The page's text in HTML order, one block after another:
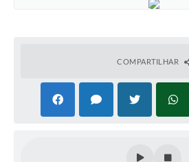
Carta de Serviços
COMPARTILHAR